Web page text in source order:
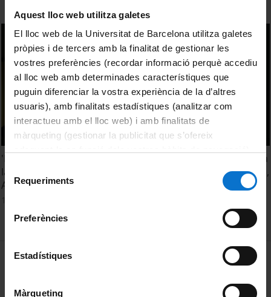
Aquest lloc web utilitza galetes
El lloc web de la Universitat de Barcelona utilitza galetes
pròpies i de tercers amb la finalitat de gestionar les
vostres preferències (recordar informació perquè accediu
al lloc web amb determinades característiques que
puguin diferenciar la vostra experiència de la d’altres
usuaris), amb finalitats estadístiques (analitzar com
interactueu amb el lloc web) i amb finalitats de
màrqueting (gestionar la publicitat que s’ofereix
consultar laPolítica de galetes del lloc web de la
de Requeriments
Preferències
Estadístiques
Màrqueting
'De l'arxiu a l'exposició: pràctiques curatorials vinculades a
la investigació en art contemporani'. Srs. Christian Madrid,
Arola Valls, Ana Isabel Caijano i Ada Sbriccoli
MENÚ PEU 1